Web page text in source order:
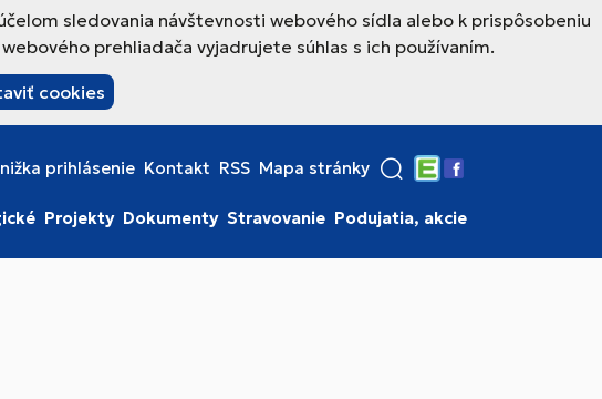
sledovania návštevnosti webového sídla alebo k prispôsobeniu
prehliadača vyjadrujete súhlas s ich používaním.
cookies
prihlásenie Kontakt RSS Mapa stránky
Edupage
Facebook
Projekty Dokumenty Stravovanie Podujatia, akcie